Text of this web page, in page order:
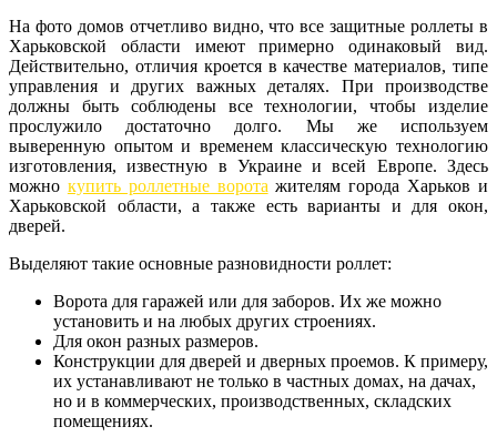
На фото домов отчетливо видно, что все защитные роллеты в
Харьковской области имеют примерно одинаковый вид.
Действительно, отличия кроется в качестве материалов, типе
управления и других важных деталях. При производстве
должны быть соблюдены все технологии, чтобы изделие
прослужило достаточно долго. Мы же используем
выверенную опытом и временем классическую технологию
изготовления, известную в Украине и всей Европе. Здесь
можно купить роллетные ворота жителям города Харьков и
Харьковской области, а также есть варианты и для окон,
дверей.
Выделяют такие основные разновидности роллет:
Ворота для гаражей или для заборов. Их же можно
установить и на любых других строениях.
Для окон разных размеров.
Конструкции для дверей и дверных проемов. К примеру,
их устанавливают не только в частных домах, на дачах,
но и в коммерческих, производственных, складских
помещениях.